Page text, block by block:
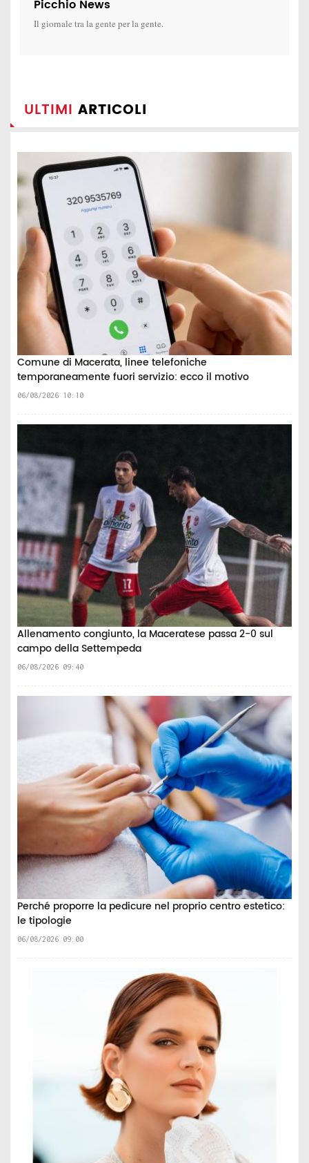
Picchio News
Il giornale tra la gente per la gente.
ULTIMI ARTICOLI
Comune di Macerata, linee telefoniche
temporaneamente fuori servizio: ecco il motivo
06/08/2026 10:10
Allenamento congiunto, la Maceratese passa 2-0 sul
campo della Settempeda
06/08/2026 09:40
Perché proporre la pedicure nel proprio centro estetico:
le tipologie
06/08/2026 09:00